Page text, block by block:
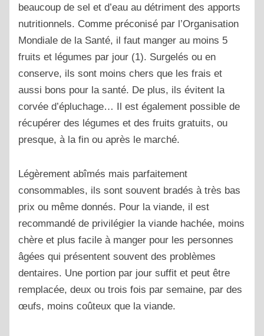
beaucoup de sel et d’eau au détriment des apports
nutritionnels. Comme préconisé par l’Organisation
Mondiale de la Santé, il faut manger au moins 5
fruits et légumes par jour (1). Surgelés ou en
conserve, ils sont moins chers que les frais et
aussi bons pour la santé. De plus, ils évitent la
corvée d’épluchage… Il est également possible de
récupérer des légumes et des fruits gratuits, ou
presque, à la fin ou après le marché.
Légèrement abîmés mais parfaitement
consommables, ils sont souvent bradés à très bas
prix ou même donnés. Pour la viande, il est
recommandé de privilégier la viande hachée, moins
chère et plus facile à manger pour les personnes
âgées qui présentent souvent des problèmes
dentaires. Une portion par jour suffit et peut être
remplacée, deux ou trois fois par semaine, par des
œufs, moins coûteux que la viande.